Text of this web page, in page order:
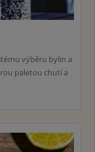
výběru bylin a
paletou chutí a